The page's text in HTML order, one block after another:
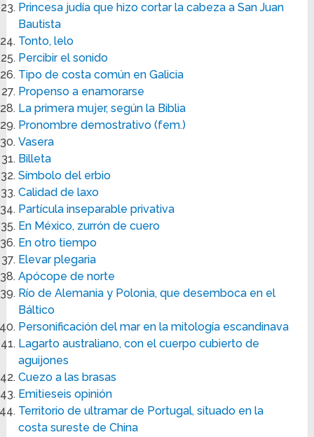
Princesa judía que hizo cortar la cabeza a San Juan
Bautista
Tonto, lelo
Percibir el sonido
Tipo de costa común en Galicia
Propenso a enamorarse
La primera mujer, según la Biblia
Pronombre demostrativo (fem.)
Vasera
Billeta
Símbolo del erbio
Calidad de laxo
Partícula inseparable privativa
En México, zurrón de cuero
En otro tiempo
Elevar plegaria
Apócope de norte
Río de Alemania y Polonia, que desemboca en el
Báltico
Personificación del mar en la mitología escandinava
Lagarto australiano, con el cuerpo cubierto de
aguijones
Cuezo a las brasas
Emitieseis opinión
Territorio de ultramar de Portugal, situado en la
costa sureste de China